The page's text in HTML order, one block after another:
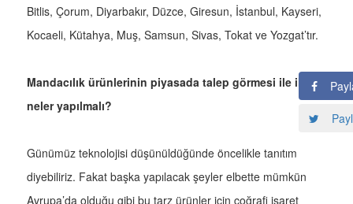
Bitlis, Çorum, Diyarbakır, Düzce, Giresun, İstanbul, Kayseri,
Kocaeli, Kütahya, Muş, Samsun, Sivas, Tokat ve Yozgat’tır.
Mandacılık ürünlerinin piyasada talep görmesi ile ilgili
neler yapılmalı?
Günümüz teknolojisi düşünüldüğünde öncelikle tanıtım
diyebiliriz. Fakat başka yapılacak şeyler elbette mümkün
Avrupa’da olduğu gibi bu tarz ürünler için coğrafi işaret